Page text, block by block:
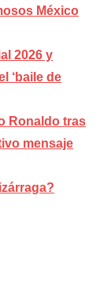
México
2026 y
‘baile de
Ronaldo tras
mensaje